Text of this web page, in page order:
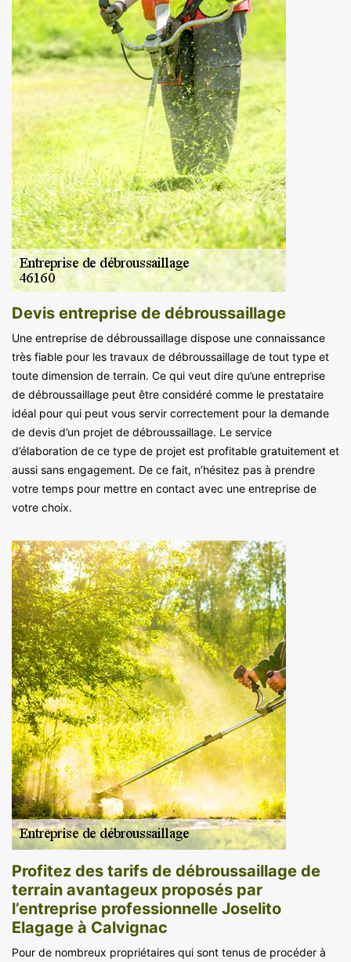
Devis entreprise de débroussaillage
Une entreprise de débroussaillage dispose une connaissance
très fiable pour les travaux de débroussaillage de tout type et
toute dimension de terrain. Ce qui veut dire qu’une entreprise
de débroussaillage peut être considéré comme le prestataire
idéal pour qui peut vous servir correctement pour la demande
de devis d’un projet de débroussaillage. Le service
d’élaboration de ce type de projet est profitable gratuitement et
aussi sans engagement. De ce fait, n’hésitez pas à prendre
votre temps pour mettre en contact avec une entreprise de
votre choix.
Profitez des tarifs de débroussaillage de
terrain avantageux proposés par
l’entreprise professionnelle Joselito
Elagage à Calvignac
Pour de nombreux propriétaires qui sont tenus de procéder à